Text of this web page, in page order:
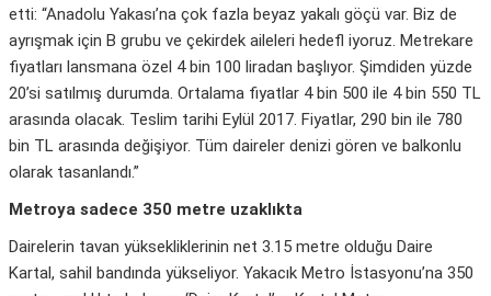
etti: “Anadolu Yakası’na çok fazla beyaz yakalı göçü var. Biz de
ayrışmak için B grubu ve çekirdek aileleri hedefl iyoruz. Metrekare
fiyatları lansmana özel 4 bin 100 liradan başlıyor. Şimdiden yüzde
20’si satılmış durumda. Ortalama fiyatlar 4 bin 500 ile 4 bin 550 TL
arasında olacak. Teslim tarihi Eylül 2017. Fiyatlar, 290 bin ile 780
bin TL arasında değişiyor. Tüm daireler denizi gören ve balkonlu
olarak tasanlandı.”
Metroya sadece 350 metre uzaklıkta
Dairelerin tavan yüksekliklerinin net 3.15 metre olduğu Daire
Kartal, sahil bandında yükseliyor. Yakacık Metro İstasyonu’na 350